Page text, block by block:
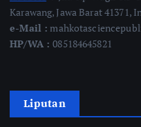
Karawang, Jawa Barat 41371,
e-Mail :
HP/WA :085184645821
Liputan